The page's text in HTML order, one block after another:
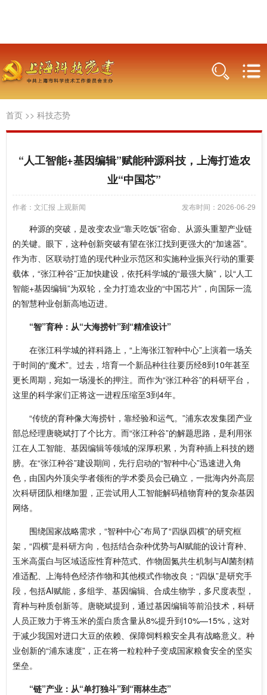
首页 >> 科技态势
“人工智能+基因编辑”赋能种源科技，上海打造农
业“中国芯”
作者：文汇报 上观新闻 发布时间：2026-06-29
种源的突破，是改变农业“靠天吃饭”宿命、从源头重塑产业链
的关键。眼下，这种创新突破有望在张江找到更强大的“加速器”。
作为市、区联动打造的现代种业示范区和实施种业振兴行动的重要
载体，“张江种谷”正加快建设，依托科学城的“最强大脑”，以“人工
智能+基因编辑”为双轮，全力打造农业的“中国芯片”，向国际一流
的智慧种业创新高地迈进。
“智”育种：从“大海捞针”到“精准设计”
在张江科学城的祥科路上，“上海张江智种中心”上演着一场关
于时间的“魔术”。过去，培育一个新品种往往要历经8到10年甚至
更长周期，宛如一场漫长的押注。而作为“张江种谷”的科研平台，
这里的科学家们正将这一进程压缩至3到4年。
“传统的育种像大海捞针，靠经验和运气。”浦东农发集团产业
部总经理唐晓斌打了个比方。而“张江种谷”的解题思路，是利用张
江在人工智能、基因编辑等领域的深厚积累，为育种插上科技的翅
膀。在“张江种谷”建设期间，先行启动的“智种中心”迅速进入角
色，由国内外顶尖学者领衔的学术委员会已确立，一批海内外高层
次科研团队相继加盟，正尝试用人工智能解码植物育种的复杂基因
网络。
围绕国家战略需求，“智种中心”布局了“四纵四横”的研究框
架，“四横”是科研方向，包括结合杂种优势与AI赋能的设计育种、
玉米高蛋白与区域适应性育种范式、作物固氮共生机制与AI菌剂精
准适配、上海特色经济作物和其他模式作物改良；“四纵”是研究手
段，包括AI赋能，多组学、基因编辑、合成生物学，多尺度表型，
育种与种质创新等。唐晓斌提到，通过基因编辑等前沿技术，科研
人员正致力于将玉米的蛋白质含量从8%提升到10%—15%，这对
于减少我国对进口大豆的依赖、保障饲料粮安全具有战略意义。种
业创新的“浦东速度”，正在将一粒粒种子变成国家粮食安全的坚实
堡垒。
“链”产业：从“单打独斗”到“雨林生态”